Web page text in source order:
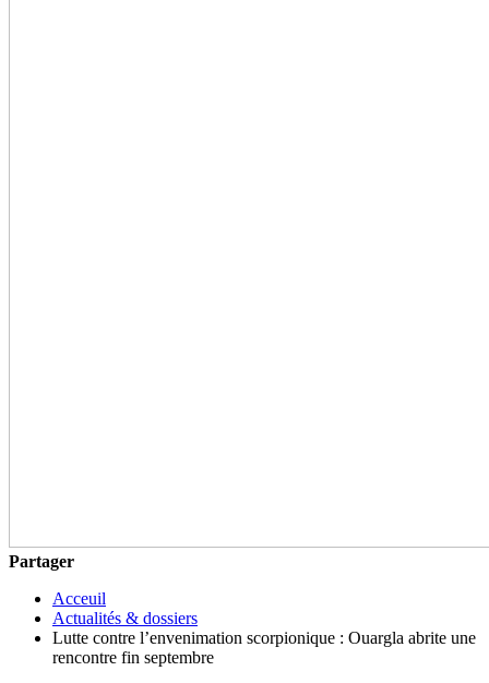
Partager
Acceuil
Actualités & dossiers
Lutte contre l’envenimation scorpionique : Ouargla abrite une
rencontre fin septembre